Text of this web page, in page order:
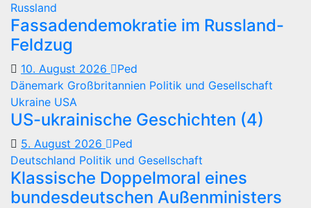
Russland
Fassadendemokratie im Russland-
Feldzug
10. August 2026
Ped
Dänemark Großbritannien Politik und Gesellschaft
Ukraine USA
US-ukrainische Geschichten (4)
5. August 2026
Ped
Deutschland Politik und Gesellschaft
Klassische Doppelmoral eines
bundesdeutschen Außenministers